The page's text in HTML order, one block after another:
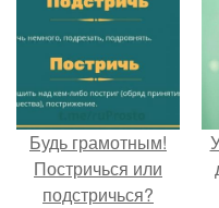
Будь грамотным!
Постричься или
подстричься?